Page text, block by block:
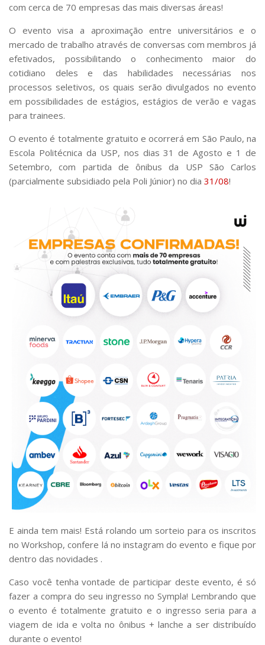
com cerca de 70 empresas das mais diversas áreas!
O evento visa a aproximação entre universitários e o
mercado de trabalho através de conversas com membros já
efetivados, possibilitando o conhecimento maior do
cotidiano deles e das habilidades necessárias nos
processos seletivos, os quais serão divulgados no evento
em possibilidades de estágios, estágios de verão e vagas
para trainees.
O evento é totalmente gratuito e ocorrerá em São Paulo, na
Escola Politécnica da USP, nos dias 31 de Agosto e 1 de
Setembro, com partida de ônibus da USP São Carlos
(parcialmente subsidiado pela Poli Júnior) no dia 31/08!
E ainda tem mais! Está rolando um sorteio para os inscritos
no Workshop, confere lá no instagram do evento e fique por
dentro das novidades .
Caso você tenha vontade de participar deste evento, é só
fazer a compra do seu ingresso no Sympla! Lembrando que
o evento é totalmente gratuito e o ingresso seria para a
viagem de ida e volta no ônibus + lanche a ser distribuído
durante o evento!